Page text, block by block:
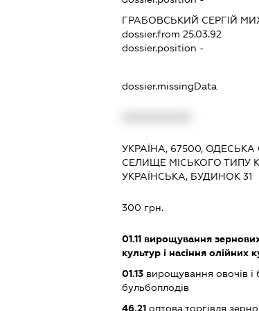
ГРАБОВСЬКИЙ СЕРГІЙ
dossier.from 25.03.92
dossier.position -
dossier.missingData
УКРАЇНА, 67500,
СЕЛИЩЕ МІСЬКОГО ТИПУ
УКРАЇНСЬКА, БУДИНОК 31
300 грн.
01.11 вирощування
культур і насіння олійних
01.13 вирощування овочів і
бульбоплодів
46.21 оптова торгівля